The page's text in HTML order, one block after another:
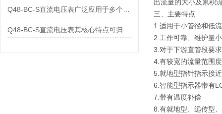
出流量的大小及累积
三、主要特点
1.适用于小管径和低
2.工作可靠、维护量
3.对于下游直管段要
4.有较宽的流量范围
5.就地型指针指示接
6.智能型指示器带有
7.带有温度补偿
8.有就地型、远传型